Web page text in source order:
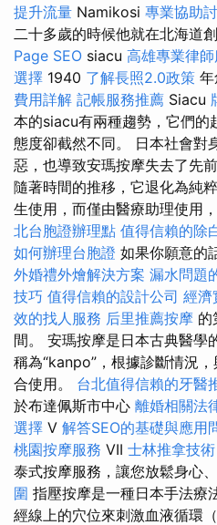
提升流量 Namikosi 專業協助
二十多歲的時候他就在北海道
Page SEO siacu 高雄專業律
選擇 1940 了解長照2.0政策
費用詳解 記帳服務推薦 Siacu
本的siacu有兩種趨勢，它們的
態度卻截然不同。 日本社會對
惡，也導致安瑪按摩失去了先
隨著時間的推移，它退化為純
生使用，而僅由醫療助理使用
北台胞證辦理點 值得信賴的除
如何辦理台胞證 如果你願意的
外婚禮外燴解決方案 漏水問題
技巧 值得信賴的設計公司 經濟
效的找人服務 后里推薦按摩 的
間。 安瑪按摩是日本古典醫學
稱為“kanpo”，根據診斷情況
合使用。 台北值得信賴的牙醫
於布達佩斯市中心 離婚相關法
選擇 V 解答SEO的基礎與應用
桃園按摩服務 VII 士林推拿技術
泰式按摩服務，讓您放鬆身心
圍 指壓按摩是一種日本手法療
經線上的穴位來刺激血液循環